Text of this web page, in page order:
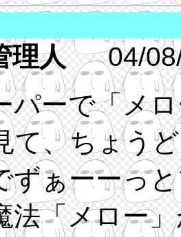
理人 04/08/
パーで「メ
、ちょうどここ
ずぁーーっ
法「メロー